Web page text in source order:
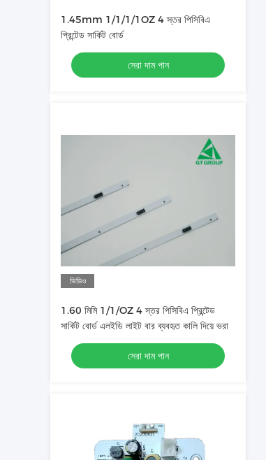
1.45mm 1/1/1/1OZ 4 স্তর পিসিবিএ
প্রিন্টেড সার্কিট বোর্ড
সেরা দাম পান
ভিডিও
1.60 মিমি 1/1/OZ 4 স্তর পিসিবিএ প্রিন্টেড
সার্কিট বোর্ড এলইডি লাইট বার ব্যবহৃত কালি দিয়ে ভরা
সেরা দাম পান